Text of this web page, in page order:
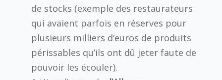
de stocks (exemple des restaurateurs
qui avaient parfois en réserves pour
plusieurs milliers d’euros de produits
périssables qu’ils ont dû jeter faute de
pouvoir les écouler).